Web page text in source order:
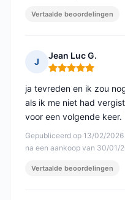
Vertaalde beoordelingen
J
Jean Luc G.
Opmerking: 5 van
Gepubliceerd op 13/02/2026
na een aankoop van 30/01/
ja tevreden en ik zou
als ik me niet had
voor een volgende
Vertaalde beoordelingen